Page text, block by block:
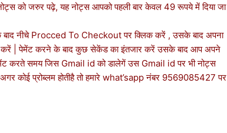
को जरुर पढ़े, यह नोट्स आपको पहली बार केवल 49 रूपये में दिया जा
नीचे Procced To Checkout पर क्लिक करें , उसके बाद अपना
| पेमेंट करने के बाद कुछ सेकेंड का इंतजार करें उसके बाद आप अपने
करते समय जिस Gmail id को डालेगें उस Gmail id पर भी नोट्स
कोई प्रोब्लम होतीहै तो हमारे what’sapp नंबर 9569085427 पर